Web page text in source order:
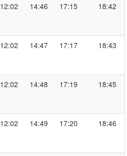
12:02 14:46 17:15 18:42
12:02 14:47 17:17 18:43
12:02 14:48 17:19 18:45
12:02 14:49 17:20 18:46